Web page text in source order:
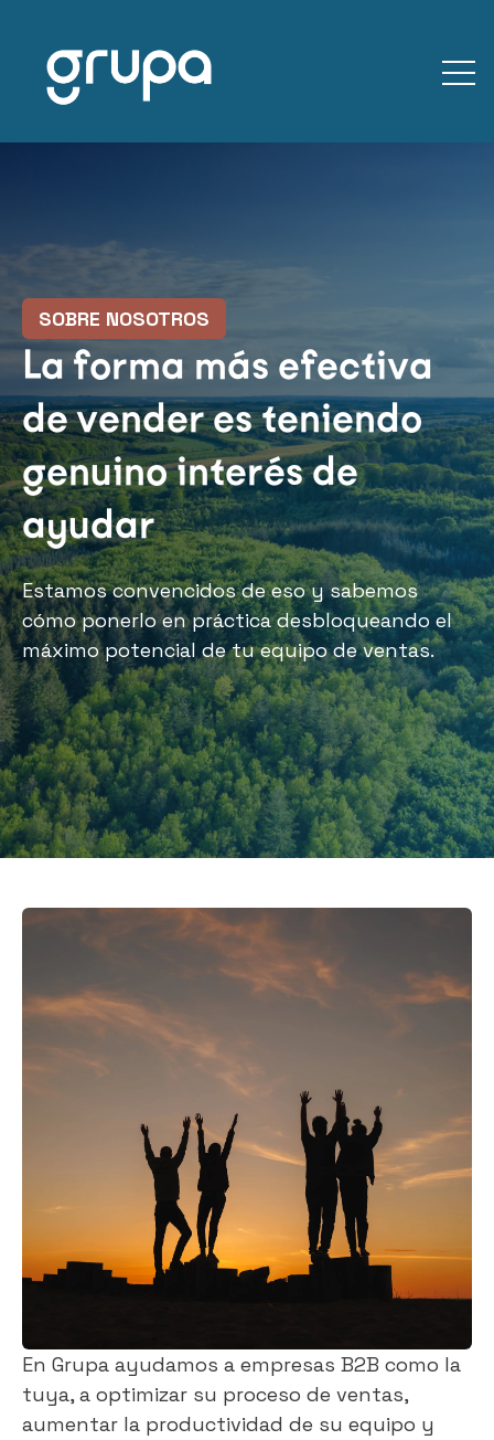
SOBRE NOSOTROS
La forma más efectiva
de vender es teniendo
genuino interés de
ayudar
Estamos convencidos de eso y sabemos
cómo ponerlo en práctica desbloqueando el
máximo potencial de tu equipo de ventas.
En Grupa ayudamos a empresas B2B como la
tuya, a optimizar su proceso de ventas,
aumentar la productividad de su equipo y